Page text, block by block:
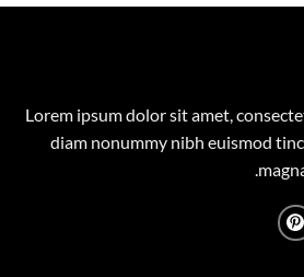
1,500.00 ₪.
1,149.00 ₪.
Lorem ipsum dolor sit amet,
diam nonummy nibh euismod